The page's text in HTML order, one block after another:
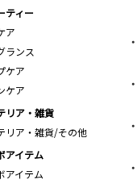
ティー
ア
ランス
ケア
ケア
リア・雑貨
リア・雑貨/その他
アイテム
アイテム